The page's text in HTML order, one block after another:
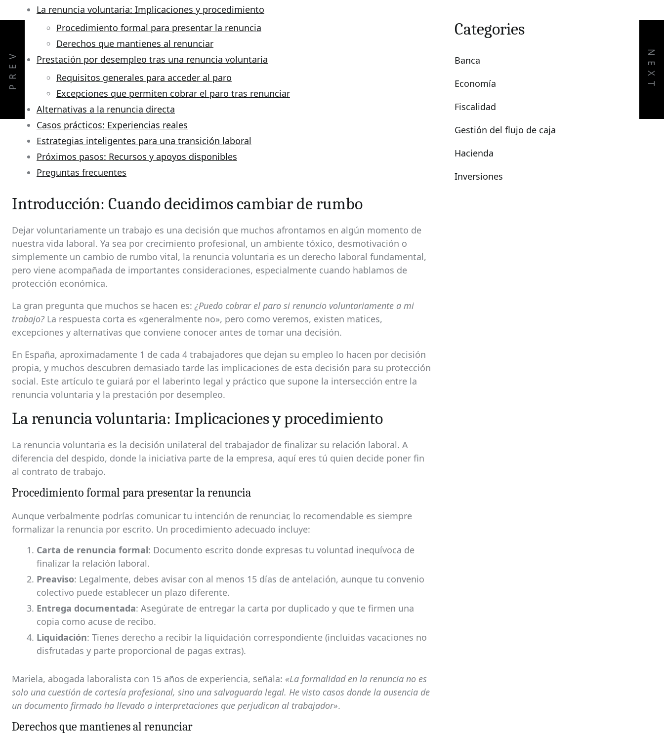
La renuncia voluntaria: Implicaciones y procedimiento
Procedimiento formal para presentar la renuncia
Derechos que mantienes al renunciar
Prestación por desempleo tras una renuncia voluntaria
Requisitos generales para acceder al paro
Excepciones que permiten cobrar el paro tras renunciar
Alternativas a la renuncia directa
Casos prácticos: Experiencias reales
Estrategias inteligentes para una transición laboral
Próximos pasos: Recursos y apoyos disponibles
Preguntas frecuentes
Introducción: Cuando decidimos cambiar de rumbo
Dejar voluntariamente un trabajo es una decisión que muchos afrontamos en algún momento de
nuestra vida laboral. Ya sea por crecimiento profesional, un ambiente tóxico, desmotivación o
simplemente un cambio de rumbo vital, la renuncia voluntaria es un derecho laboral fundamental,
pero viene acompañada de importantes consideraciones, especialmente cuando hablamos de
protección económica.
La gran pregunta que muchos se hacen es:¿Puedo cobrar el paro si renuncio voluntariamente a mi
trabajo? La respuesta corta es «generalmente no», pero como veremos, existen matices,
excepciones y alternativas que conviene conocer antes de tomar una decisión.
En España, aproximadamente 1 de cada 4 trabajadores que dejan su empleo lo hacen por decisión
propia, y muchos descubren demasiado tarde las implicaciones de esta decisión para su protección
social. Este artículo te guiará por el laberinto legal y práctico que supone la intersección entre la
renuncia voluntaria y la prestación por desempleo.
La renuncia voluntaria: Implicaciones y procedimiento
La renuncia voluntaria es la decisión unilateral del trabajador de finalizar su relación laboral. A
diferencia del despido, donde la iniciativa parte de la empresa, aquí eres tú quien decide poner fin
al contrato de trabajo.
Procedimiento formal para presentar la renuncia
Aunque verbalmente podrías comunicar tu intención de renunciar, lo recomendable es siempre
formalizar la renuncia por escrito. Un procedimiento adecuado incluye:
Carta de renuncia formal: Documento escrito donde expresas tu voluntad inequívoca de
finalizar la relación laboral.
Preaviso: Legalmente, debes avisar con al menos 15 días de antelación, aunque tu convenio
colectivo puede establecer un plazo diferente.
Entrega documentada: Asegúrate de entregar la carta por duplicado y que te firmen una
copia como acuse de recibo.
Liquidación: Tienes derecho a recibir la liquidación correspondiente (incluidas vacaciones no
disfrutadas y parte proporcional de pagas extras).
Mariela, abogada laboralista con 15 años de experiencia, señala: «La formalidad en la renuncia no es
solo una cuestión de cortesía profesional, sino una salvaguarda legal. He visto casos donde la ausencia de
un documento firmado ha llevado a interpretaciones que perjudican al trabajador».
Derechos que mantienes al renunciar
PREV NEXT
Categories
Banca
Economía
Fiscalidad
Gestión del flujo de caja
Hacienda
Inversiones